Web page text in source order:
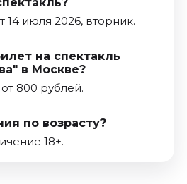
14 июля 2026, вторник.
на спектакль
в Москве?
800 рублей.
по возрасту?
18+.